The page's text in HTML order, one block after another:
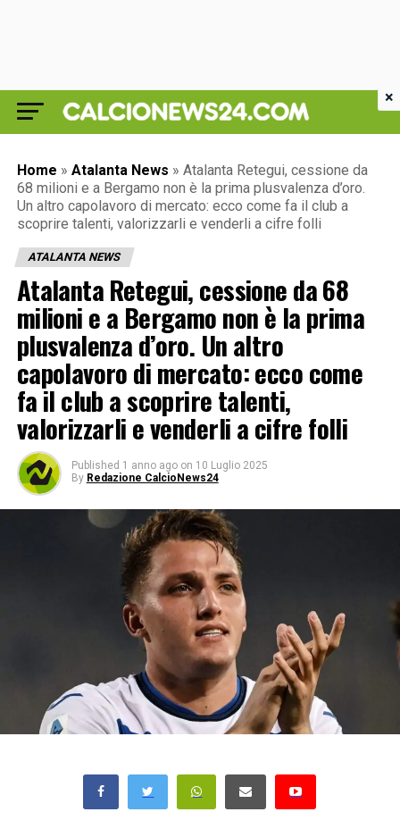
Home » Atalanta News » Atalanta Retegui, cessione da
68 milioni e a Bergamo non è la prima plusvalenza d’oro.
Un altro capolavoro di mercato: ecco come fa il club a
scoprire talenti, valorizzarli e venderli a cifre folli
ATALANTA NEWS
Atalanta Retegui, cessione da 68
milioni e a Bergamo non è la prima
plusvalenza d’oro. Un altro
capolavoro di mercato: ecco come
fa il club a scoprire talenti,
valorizzarli e venderli a cifre folli
Published 1 anno ago on 10 Luglio 2025
By Redazione CalcioNews24
×